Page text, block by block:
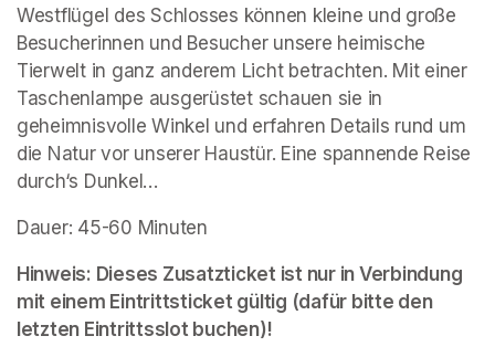
Westflügel des Schlosses können kleine und große
Besucherinnen und Besucher unsere heimische
Tierwelt in ganz anderem Licht betrachten. Mit einer
Taschenlampe ausgerüstet schauen sie in
geheimnisvolle Winkel und erfahren Details rund um
die Natur vor unserer Haustür. Eine spannende Reise
durch‘s Dunkel…
Dauer: 45-60 Minuten
Hinweis: Dieses Zusatzticket ist nur in Verbindung
mit einem Eintrittsticket gültig (dafür bitte den
letzten Eintrittsslot buchen)!